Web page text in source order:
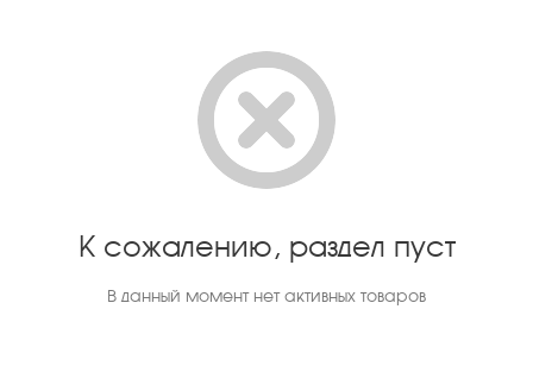
К сожалению, раздел пуст
В данный момент нет активных товаров